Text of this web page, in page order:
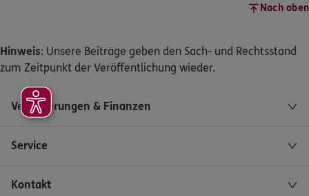
Nach oben
Hinweis: Unsere Beiträge geben den Sach- und Rechtsstand
zum Zeitpunkt der Veröffentlichung wieder.
Versicherungen & Finanzen
Service
Kontakt